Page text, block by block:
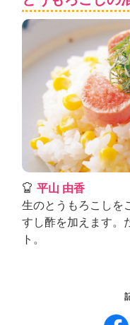
平山 由香
生のとうもろこしを
すし酢を加えます。
ト。